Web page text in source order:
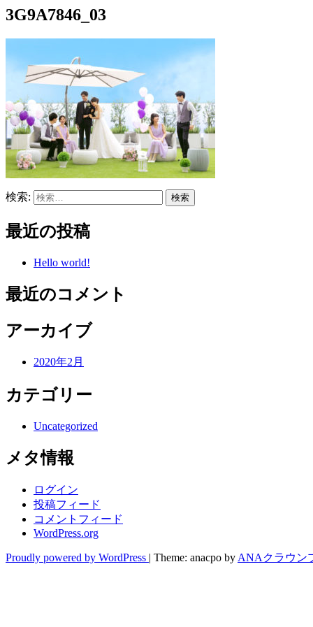
3G9A7846_03
検索:
最近の投稿
Hello world!
最近のコメント
アーカイブ
2020年2月
カテゴリー
Uncategorized
メタ情報
ログイン
投稿フィード
コメントフィード
WordPress.org
Proudly powered by WordPress | Theme: anacpo by ANAクラウン